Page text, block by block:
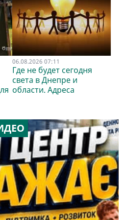
06.08.2026 07:11
Где не будет сегодня
света в Днепре и
области. Адреса